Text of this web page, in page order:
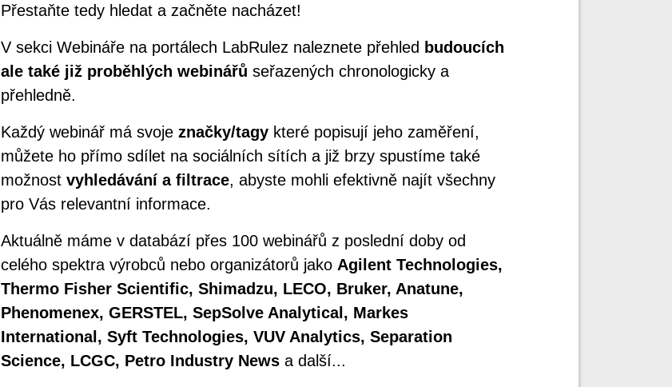
Přestaňte tedy hledat a začněte nacházet!
V sekci Webináře na portálech LabRulez naleznete přehled budoucích
ale také již proběhlých webinářů seřazených chronologicky a
přehledně.
Každý webinář má svoje značky/tagykteré popisují jeho zaměření,
můžete ho přímo sdílet na sociálních sítích a již brzy spustíme také
možnost vyhledávání a filtrace, abyste mohli efektivně najít všechny
pro Vás relevantní informace.
Aktuálně máme v databází přes 100 webinářů z poslední doby od
celého spektra výrobců nebo organizátorů jako Agilent Technologies,
Thermo Fisher Scientific, Shimadzu, LECO, Bruker, Anatune,
Phenomenex, GERSTEL, SepSolve Analytical, Markes
International, Syft Technologies, VUV Analytics, Separation
Science, LCGC, Petro Industry Newsa další...